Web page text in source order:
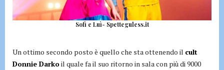
Sofì e Luì- Spetteguless.it
Un ottimo secondo posto è quello che sta ottenendo il cult
Donnie Darkoil quale fa il suo ritorno in sala con più di 9000